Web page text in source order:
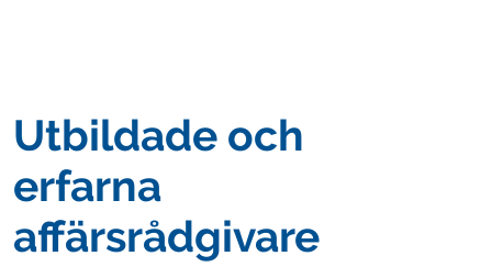
Utbildade och
erfarna
affärsrådgivare